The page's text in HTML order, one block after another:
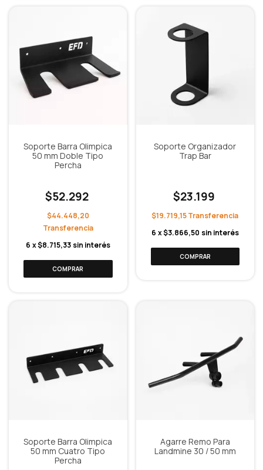
Soporte Barra Olimpica
50 mm Doble Tipo
Percha
$52.292
$44.448,20
6 x$8.715,33 sin interés
Soporte Organizador
Trap Bar
$23.199
$19.719,15
6 x$3.866,50 sin interés
Soporte Barra Olimpica
50 mm Cuatro Tipo
Percha
Agarre Remo Para
Landmine 30 / 50 mm